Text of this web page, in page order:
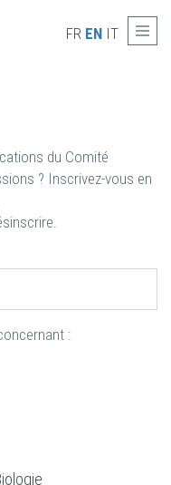
FR EN IT
du Comité
? Inscrivez-vous en
: